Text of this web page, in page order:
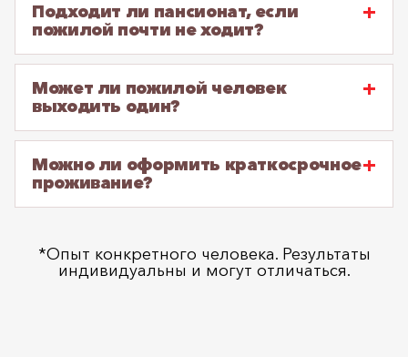
Подходит ли пансионат, если
пожилой почти не ходит?
Может ли пожилой человек
выходить один?
Можно ли оформить краткосрочное
проживание?
*Опыт конкретного человека. Результаты
индивидуальны и могут отличаться.